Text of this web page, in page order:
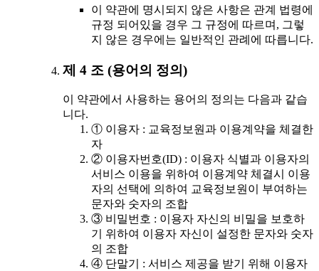
이 약관에 명시되지 않은 사항은 관계 법령에
규정 되어있을 경우 그 규정에 따르며, 그렇
지 않은 경우에는 일반적인 관례에 따릅니다.
제 4 조 (용어의 정의)
이 약관에서 사용하는 용어의 정의는 다음과 같습
니다.
① 이용자 : 교육정보원과 이용계약을 체결한
자
② 이용자번호(ID) : 이용자 식별과 이용자의
서비스 이용을 위하여 이용계약 체결시 이용
자의 선택에 의하여 교육정보원이 부여하는
문자와 숫자의 조합
③ 비밀번호 : 이용자 자신의 비밀을 보호하
기 위하여 이용자 자신이 설정한 문자와 숫자
의 조합
④ 단말기 : 서비스 제공을 받기 위해 이용자